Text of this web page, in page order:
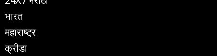
भारत
महाराष्ट्र
क्रीडा